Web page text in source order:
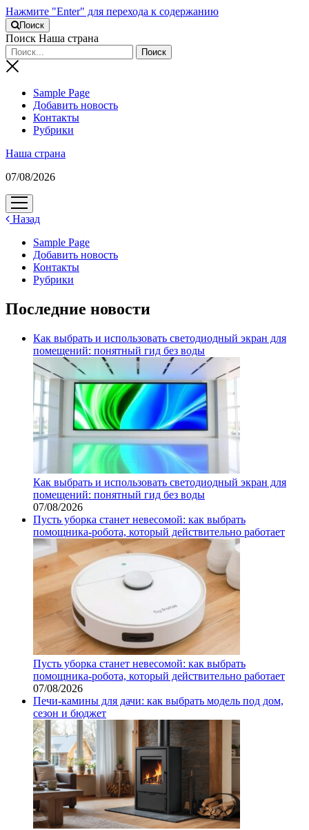
Нажмите "Enter" для перехода к содержанию
Поиск
Поиск Наша страна
Sample Page
Добавить новость
Контакты
Рубрики
Наша страна
07/08/2026
открыть
меню
Назад
Sample Page
Добавить новость
Контакты
Рубрики
Последние новости
Как выбрать и использовать светодиодный экран для
помещений: понятный гид без воды
Как выбрать и использовать светодиодный экран для
помещений: понятный гид без воды
07/08/2026
Пусть уборка станет невесомой: как выбрать
помощника‑робота, который действительно работает
Пусть уборка станет невесомой: как выбрать
помощника‑робота, который действительно работает
07/08/2026
Печи-камины для дачи: как выбрать модель под дом,
сезон и бюджет